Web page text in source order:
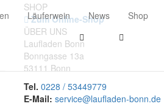
Läuferwein News Shop
SHOP
Zum Online-Shop
ÜBER UNS
Laufladen Bonn
Bonngasse 13a
53111 Bonn
Tel. 0228 / 53449779
E-Mail: service@laufladen-bonn.de